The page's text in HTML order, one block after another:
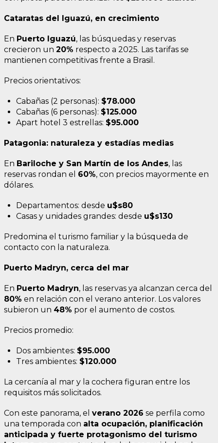
Cataratas del Iguazú, en crecimiento
En Puerto Iguazú, las búsquedas y reservas
crecieron un 20% respecto a 2025. Las tarifas se
mantienen competitivas frente a Brasil.
Precios orientativos:
Cabañas (2 personas): $78.000
Cabañas (6 personas): $125.000
Apart hotel 3 estrellas: $95.000
Patagonia: naturaleza y estadías medias
En Bariloche y San Martín de los Andes, las
reservas rondan el 60%, con precios mayormente en
dólares.
Departamentos: desde u$s80
Casas y unidades grandes: desde u$s130
Predomina el turismo familiar y la búsqueda de
contacto con la naturaleza.
Puerto Madryn, cerca del mar
En Puerto Madryn, las reservas ya alcanzan cerca del
80% en relación con el verano anterior. Los valores
subieron un 48% por el aumento de costos.
Precios promedio:
Dos ambientes: $95.000
Tres ambientes: $120.000
La cercanía al mar y la cochera figuran entre los
requisitos más solicitados.
Con este panorama, el verano 2026 se perfila como
una temporada con alta ocupación, planificación
anticipada y fuerte protagonismo del turismo